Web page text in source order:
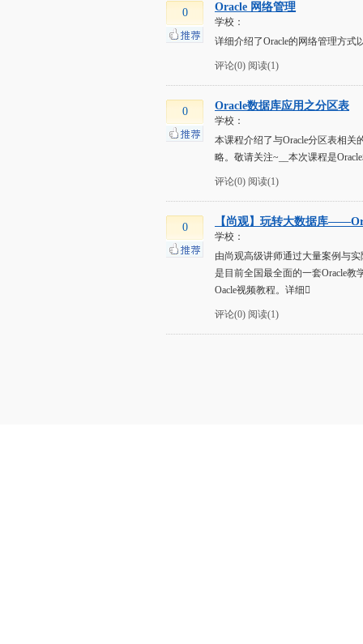
0 Oracle 网络管理
学校：
详细介绍了Oracle的网络管理方
评论(0) 阅读(1)
0 Oracle数据库应用之分区表
学校：
本课程介绍了与Oracle分区表相
略。敬请关注~__本次课程是
评论(0) 阅读(1)
0 【尚观】玩转大数据库
学校：
由尚观高级讲师通过大量案例与
是目前全国最全面的一套Oracle教
Oacle视频教程。详细
评论(0) 阅读(1)